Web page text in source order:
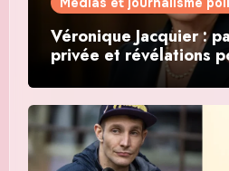
Véronique Jacquier :
privée et révélations